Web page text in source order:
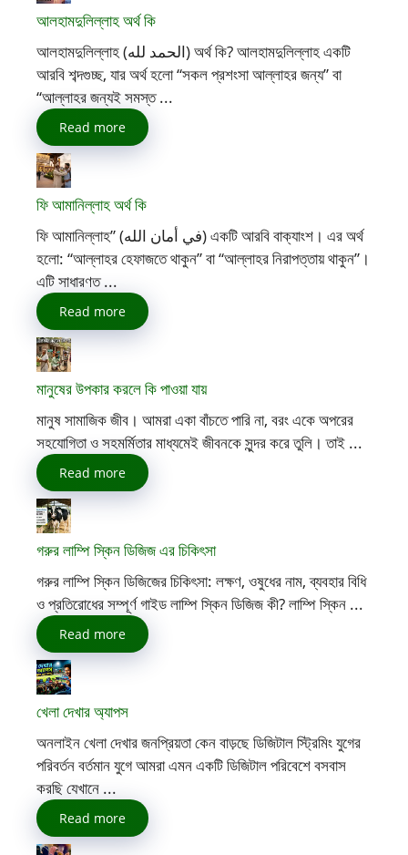
আলহামদুলিল্লাহ অর্থ কি
আলহামদুলিল্লাহ (الحمد لله) অর্থ কি? আলহামদুলিল্লাহ একটি
আরবি শব্দগুচ্ছ, যার অর্থ হলো “সকল প্রশংসা আল্লাহর জন্য” বা
“আল্লাহর জন্যই সমস্ত ...
Read more
ফি আমানিল্লাহ অর্থ কি
ফি আমানিল্লাহ” (في أمان الله) একটি আরবি বাক্যাংশ। এর অর্থ
হলো: “আল্লাহর হেফাজতে থাকুন” বা “আল্লাহর নিরাপত্তায় থাকুন”।
এটি সাধারণত ...
Read more
মানুষের উপকার করলে কি পাওয়া যায়
মানুষ সামাজিক জীব। আমরা একা বাঁচতে পারি না, বরং একে অপরের
সহযোগিতা ও সহমর্মিতার মাধ্যমেই জীবনকে সুন্দর করে তুলি। তাই ...
Read more
গরুর লাম্পি স্কিন ডিজিজ এর চিকিৎসা
গরুর লাম্পি স্কিন ডিজিজের চিকিৎসা: লক্ষণ, ওষুধের নাম, ব্যবহার বিধি
ও প্রতিরোধের সম্পূর্ণ গাইড লাম্পি স্কিন ডিজিজ কী? লাম্পি স্কিন ...
Read more
খেলা দেখার অ্যাপস
অনলাইন খেলা দেখার জনপ্রিয়তা কেন বাড়ছে ডিজিটাল স্ট্রিমিং যুগের
পরিবর্তন বর্তমান যুগে আমরা এমন একটি ডিজিটাল পরিবেশে বসবাস
করছি যেখানে ...
Read more